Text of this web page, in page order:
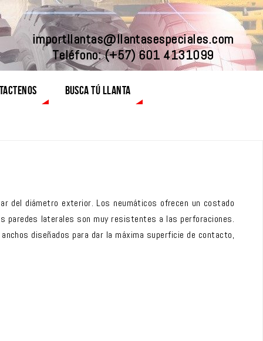
importllantas@llantasespeciales.com
Teléfono:(+57) 601 4131099
BUSCA TÚ LLANTA
del diámetro exterior. Los neumáticos ofrecen un costado
paredes laterales son muy resistentes a las perforaciones.
diseñados para dar la máxima superficie de contacto,